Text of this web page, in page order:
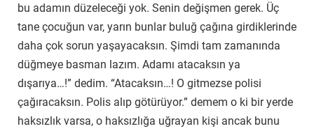
bu adamın düzeleceği yok. Senin değişmen gerek. Üç
tane çocuğun var, yarın bunlar buluğ çağına girdiklerinde
daha çok sorun yaşayacaksın. Şimdi tam zamanında
düğmeye basman lazım. Adamı atacaksın ya
dışarıya…!” dedim. “Atacaksın…! O gitmezse polisi
çağıracaksın. Polis alıp götürüyor.” demem o ki bir yerde
haksızlık varsa, o haksızlığa uğrayan kişi ancak bunu